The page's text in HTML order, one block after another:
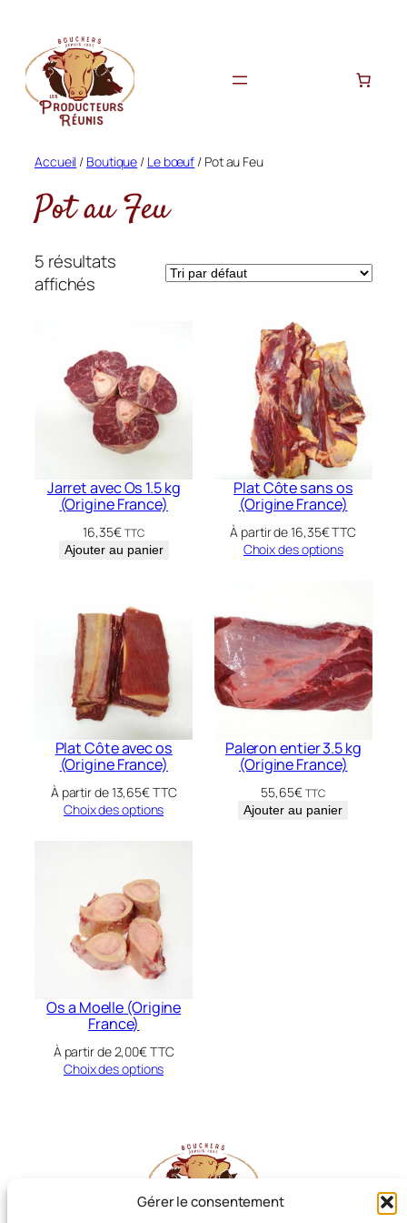
Gérer le consentement
contenu
Accueil / Boutique / Le bœuf / Pot au Feu
Pot au Feu
5 résultats
affichés
Jarret avec Os 1.5 kg
(Origine France)
16,35€ TTC
Ajouter au panier
Plat Côte sans os
(Origine France)
À partir de16,35€TTC
Choix des options
Plat Côte avec os
(Origine France)
À partir de13,65€TTC
Choix des options
Paleron entier 3.5 kg
(Origine France)
55,65€ TTC
Ajouter au panier
Os a Moelle (Origine
France)
À partir de2,00€TTC
Choix des options